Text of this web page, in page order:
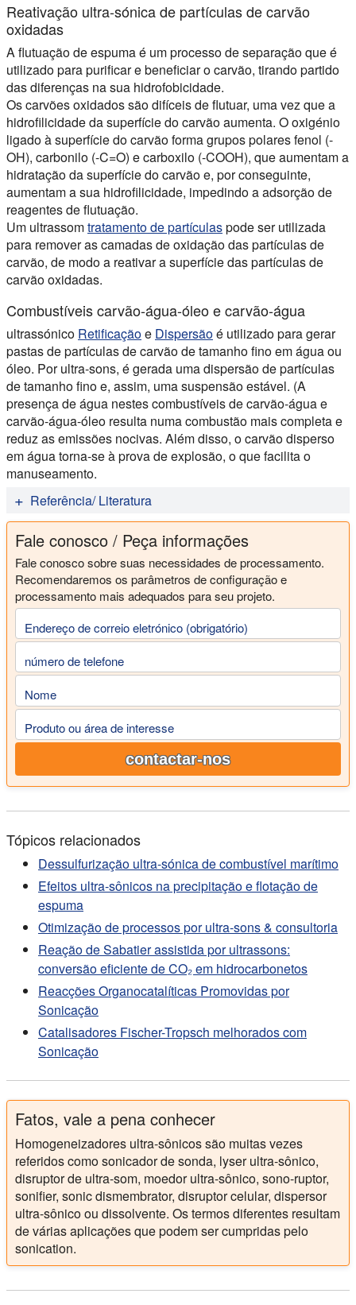
Reativação ultra-sónica de partículas de carvão
oxidadas
A flutuação de espuma é um processo de separação que é
utilizado para purificar e beneficiar o carvão, tirando partido
das diferenças na sua hidrofobicidade.
Os carvões oxidados são difíceis de flutuar, uma vez que a
hidrofilicidade da superfície do carvão aumenta. O oxigénio
ligado à superfície do carvão forma grupos polares fenol (-
OH), carbonilo (-C=O) e carboxilo (-COOH), que aumentam a
hidratação da superfície do carvão e, por conseguinte,
aumentam a sua hidrofilicidade, impedindo a adsorção de
reagentes de flutuação.
Um ultrassomtratamento de partículaspode ser utilizada
para remover as camadas de oxidação das partículas de
carvão, de modo a reativar a superfície das partículas de
carvão oxidadas.
Combustíveis carvão-água-óleo e carvão-água
ultrassónico Retificaçãoe Dispersãoé utilizado para gerar
pastas de partículas de carvão de tamanho fino em água ou
óleo. Por ultra-sons, é gerada uma dispersão de partículas
de tamanho fino e, assim, uma suspensão estável. (A
presença de água nestes combustíveis de carvão-água e
carvão-água-óleo resulta numa combustão mais completa e
reduz as emissões nocivas. Além disso, o carvão disperso
em água torna-se à prova de explosão, o que facilita o
manuseamento.
Referência/ Literatura
Ambedkar, B. (2012): Ultrasonic Coal-Wash para De-
Ashing e De-Sulfurização: Investigação Experimental e
Modelagem Mecanística. Springer, 2012.
Kang, W.; Xun, H.; Kong, X.; Li, M. (2009): Efeitos de
mudanças na natureza da polpa após o
condicionamento ultra-sônico na flutuação de carvão
com alto teor de enxofre. Ciência e Tecnologia de
Mineração 19, 2009. 498-502.
Fale conosco / Peça informações
Fale conosco sobre suas necessidades de processamento.
Recomendaremos os parâmetros de configuração e
processamento mais adequados para seu projeto.
Endereço de correio eletrónico (obrigatório)
número de telefone
Nome
Produto ou área de interesse
contactar-nos
Tópicos relacionados
Dessulfurização ultra-sónica de combustível marítimo
Efeitos ultra-sônicos na precipitação e flotação de
espuma
Otimização de processos por ultra-sons & consultoria
Reação de Sabatier assistida por ultrassons:
conversão eficiente de CO₂ em hidrocarbonetos
Reacções Organocatalíticas Promovidas por
Sonicação
Catalisadores Fischer-Tropsch melhorados com
Sonicação
Fatos, vale a pena conhecer
Homogeneizadores ultra-sônicos são muitas vezes
referidos como sonicador de sonda, lyser ultra-sônico,
disruptor de ultra-som, moedor ultra-sônico, sono-ruptor,
sonifier, sonic dismembrator, disruptor celular, dispersor
ultra-sônico ou dissolvente. Os termos diferentes resultam
de várias aplicações que podem ser cumpridas pelo
sonication.